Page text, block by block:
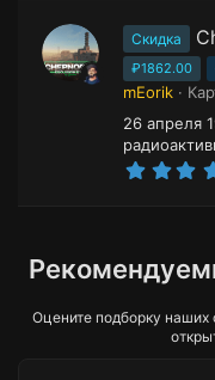
Скидка
₽1862.00
mEorik
26 апреля
Оцените подборку